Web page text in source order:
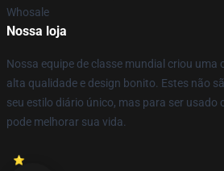
Whosale
Nossa loja
Nossa equipe de classe mundial criou uma
alta qualidade e design bonito. Estes não
seu estilo diário único, mas para ser
pode melhorar sua vida.